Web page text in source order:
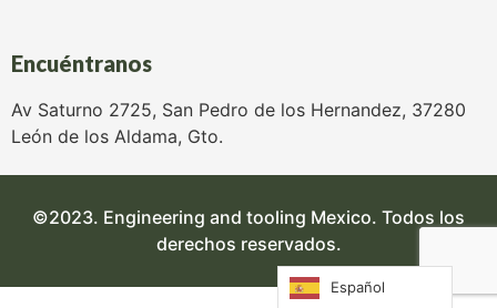
Encuéntranos
Av Saturno 2725, San Pedro de los Hernandez, 37280
León de los Aldama, Gto.
©2023. Engineering and tooling Mexico. Todos los
derechos reservados.
Español